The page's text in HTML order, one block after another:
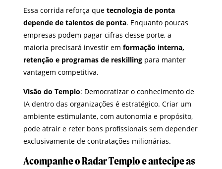
Essa corrida reforça quetecnologia de ponta
depende de talentos de ponta. Enquanto poucas
empresas podem pagar cifras desse porte, a
maioria precisará investir emformação interna,
retenção e programas de reskilling para manter
vantagem competitiva.
Visão do Templo: Democratizar o conhecimento de
IA dentro das organizações é estratégico. Criar um
ambiente estimulante, com autonomia e propósito,
pode atrair e reter bons profissionais sem depender
exclusivamente de contratações milionárias.
Acompanhe o Radar Templo e antecipe as